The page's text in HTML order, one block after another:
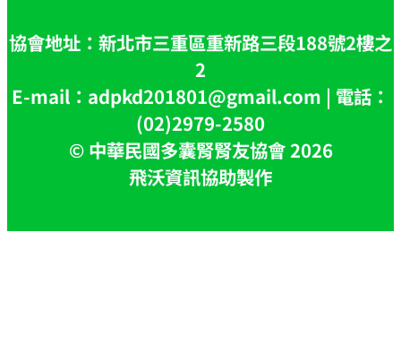
協會地址：新北市三重區重新路三段188號2樓之
2
E-mail：adpkd201801@gmail.com | 電話：
(02)2979-2580
© 中華民國多囊腎腎友協會 2026
飛沃資訊協助製作